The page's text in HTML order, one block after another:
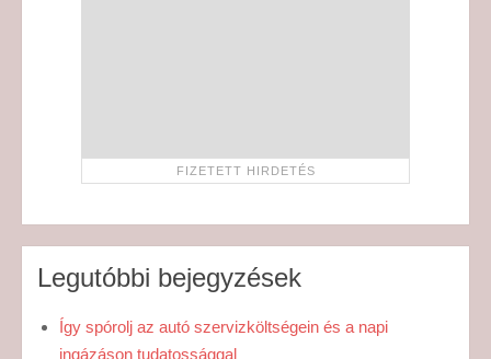
Legutóbbi bejegyzések
Így spórolj az autó szervizköltségein és a napi
ingázáson tudatossággal